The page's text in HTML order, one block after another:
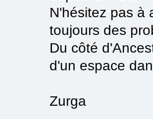
N'hésitez pas à
toujours des
Du côté
d'un espace
Zurga